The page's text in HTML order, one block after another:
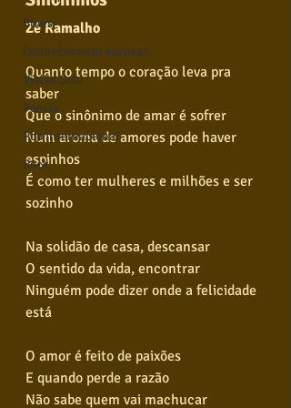
Blues
Conhecimento musical
Violão Solo
Poesia
Pop Internacional
Rock
Zé Ramalho
Quanto tempo o coração leva pra
saber
Que o sinônimo de amar é sofrer
Num aroma de amores pode haver
espinhos
É como ter mulheres e milhões e ser
sozinho
Na solidão de casa, descansar
O sentido da vida, encontrar
Ninguém pode dizer onde a felicidade
está
O amor é feito de paixões
E quando perde a razão
Não sabe quem vai machucar